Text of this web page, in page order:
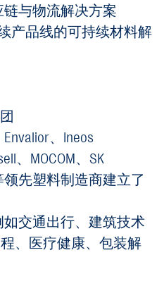
与物流解决方案
产品线的可持续材料解
、Ineos
、MOCOM、SK
领先塑料制造商建立了
交通出行、建筑技术
、医疗健康、包装解